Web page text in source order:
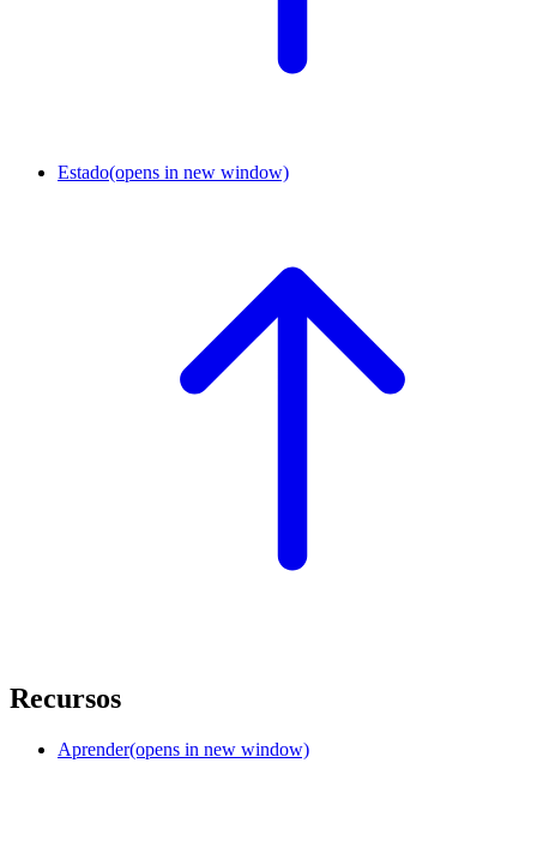
Estado(opens in new window)
Recursos
Aprender(opens in new window)